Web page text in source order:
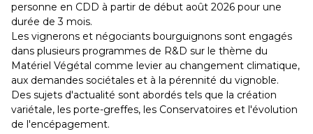
personne en CDD à partir de début août 2026 pour une
durée de 3 mois.
Les vignerons et négociants bourguignons sont engagés
dans plusieurs programmes de R&D sur le thème du
Matériel Végétal comme levier au changement climatique,
aux demandes sociétales et à la pérennité du vignoble.
Des sujets d'actualité sont abordés tels que la création
variétale, les porte-greffes, les Conservatoires et l'évolution
de l'encépagement.